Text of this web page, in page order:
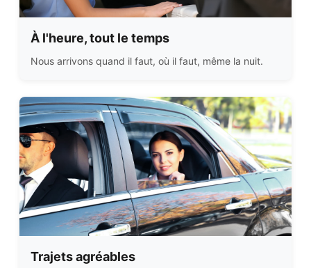
À l'heure, tout le temps
Nous arrivons quand il faut, où il faut, même la nuit.
Trajets agréables